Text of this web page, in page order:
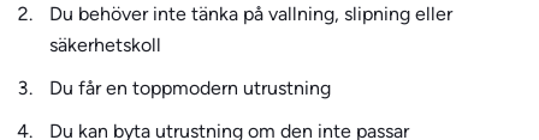
Du behöver inte tänka på vallning, slipning eller
säkerhetskoll
Du får en toppmodern utrustning
Du kan byta utrustning om den inte passar